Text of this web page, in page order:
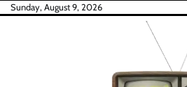
SkipSunday, August 9, 2026